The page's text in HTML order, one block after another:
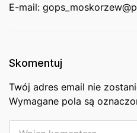
E-mail:
Skomentuj
Twój adres email nie
Wymagane pola są